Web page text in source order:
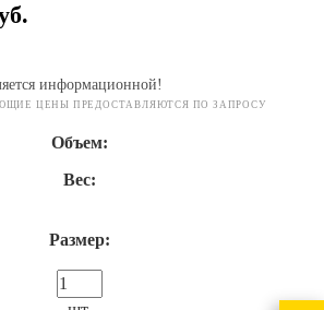
информационной!
ЦЕНЫ ПРЕДОСТАВЛЯЮТСЯ ПО ЗАПРОСУ
Объем:
Вес:
Размер: